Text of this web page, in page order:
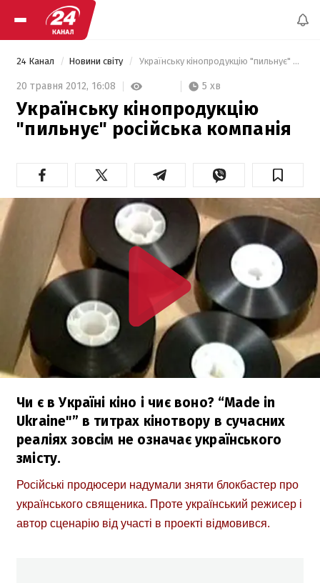
24 Канал Новини світу Українську кінопродукцію "пильнує" російська компанія
20 травня 2012, 16:08 5 хв
Українську кінопродукцію
"пильнує" російська компанія
Чи є в Україні кіно і чиє воно? “Made in
Ukraine"” в титрах кінотвору в сучасних
реаліях зовсім не означає українського
змісту.
Російські продюсери надумали зняти блокбастер про
українського священика. Проте український режисер і
автор сценарію від участі в проекті відмовився.